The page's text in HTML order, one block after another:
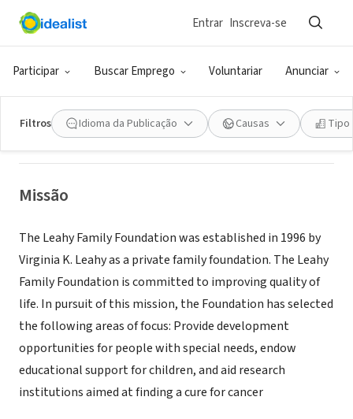
Participar Buscar Emprego Voluntariar Anunciar
Entrar Inscreva-se
Filtros Idioma da Publicação Causas Tipo
ONG (SETOR SOCIAL)
LEAHY FAMILY FOUNDATION
Missão
The Leahy Family Foundation was established in 1996 by
Virginia K. Leahy as a private family foundation. The Leahy
Family Foundation is committed to improving quality of
life. In pursuit of this mission, the Foundation has selected
the following areas of focus: Provide development
opportunities for people with special needs, endow
educational support for children, and aid research
institutions aimed at finding a cure for cancer